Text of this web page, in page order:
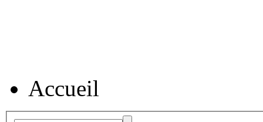
Accueil